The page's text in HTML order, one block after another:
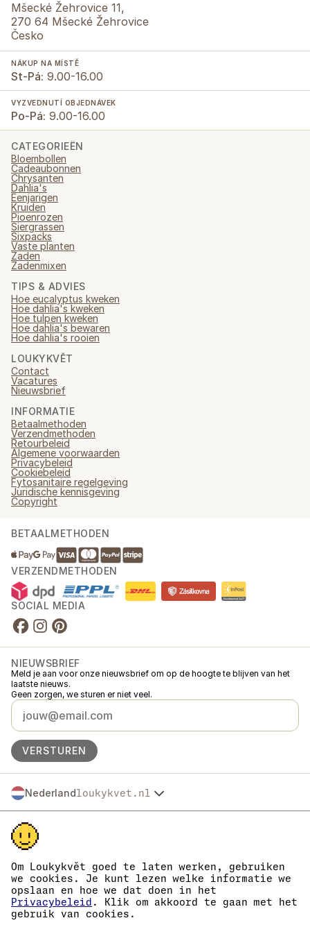
Om Loukykvět goed te laten werken, gebruiken
we cookies. Je kunt lezen welke informatie we
opslaan en hoe we dat doen in het
Privacybeleid . Klik om akkoord te gaan met het
gebruik van cookies.
Mšecké Žehrovice 11,
270 64 Mšecké Žehrovice
Česko
NÁKUP NA MÍSTĚ
St-Pá: 9.00-16.00
VYZVEDNUTÍ OBJEDNÁVEK
Po-Pá: 9.00-16.00
CATEGORIEËN
Bloembollen
Cadeaubonnen
Chrysanten
Dahlia's
Eenjarigen
Kruiden
Pioenrozen
Siergrassen
Sixpacks
Vaste planten
Zaden
Zadenmixen
TIPS & ADVIES
Hoe eucalyptus kweken
Hoe dahlia's kweken
Hoe tulpen kweken
Hoe dahlia's bewaren
Hoe dahlia's rooien
LOUKYKVĚT
Contact
Vacatures
Nieuwsbrief
INFORMATIE
Betaalmethoden
Verzendmethoden
Retourbeleid
Algemene voorwaarden
Privacybeleid
Cookiebeleid
Fytosanitaire regelgeving
Juridische kennisgeving
Copyright
BETAALMETHODEN
VERZENDMETHODEN
SOCIAL MEDIA
NIEUWSBRIEF
Meld je aan voor onze nieuwsbrief om op de hoogte te blijven van het
laatste nieuws.
Geen zorgen, we sturen er niet veel.
VERSTUREN
Nederlandloukykvet.nl
Česko
Slovensko
Polska
Österreich
Deutschland
France
België
Danmark
Eesti
Loukykvět s.r.o. staat ingeschreven in het handelsregister van de
gemeentelijke rechtbank in Praag, sectie C, dossier 268616.
EKF00180493.
Wij gebruiken registratienummer 0636 voor de afgifte van
plantenpaspoorten.
Ons KvK-nummer is 05663687, btw-nummer is CZ05663687.
Het ID van de data box is eng827q.
Het EORI-nummer is CZ05663687.